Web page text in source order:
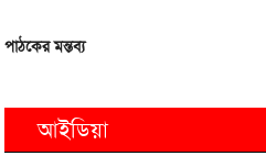
পাঠকের মন্তব্য
আইডিয়া